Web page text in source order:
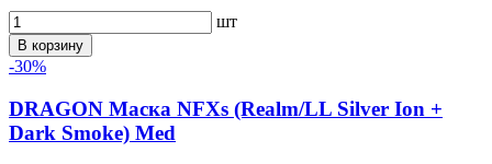
шт
В корзину
-30%
DRAGON Маска NFXs (Realm/LL Silver Ion +
Dark Smoke) Med